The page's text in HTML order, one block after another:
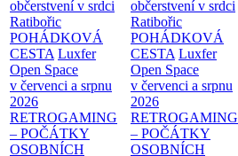
občerstvení v srdci
Ratibořic
POHÁDKOVÁ
CESTA Luxfer
Open Space
v červenci a srpnu
2026
RETROGAMING
– POČÁTKY
OSOBNÍCH
občerstvení v srdci
Ratibořic
POHÁDKOVÁ
CESTA Luxfer
Open Space
v červenci a srpnu
2026
RETROGAMING
– POČÁTKY
OSOBNÍCH